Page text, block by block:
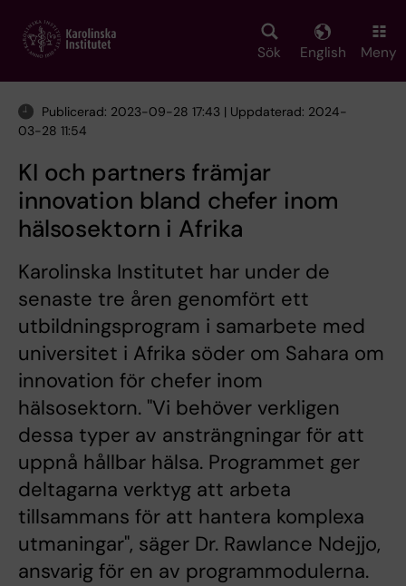
main
Sök English Meny
Publicerad: 2023-09-28 17:43 | Uppdaterad: 2024-
03-28 11:54
KI och partners främjar
innovation bland chefer inom
hälsosektorn i Afrika
Karolinska Institutet har under de
senaste tre åren genomfört ett
utbildningsprogram i samarbete med
universitet i Afrika söder om Sahara om
innovation för chefer inom
hälsosektorn. "Vi behöver verkligen
dessa typer av ansträngningar för att
uppnå hållbar hälsa. Programmet ger
deltagarna verktyg att arbeta
tillsammans för att hantera komplexa
utmaningar", säger Dr. Rawlance Ndejjo,
ansvarig för en av programmodulerna.